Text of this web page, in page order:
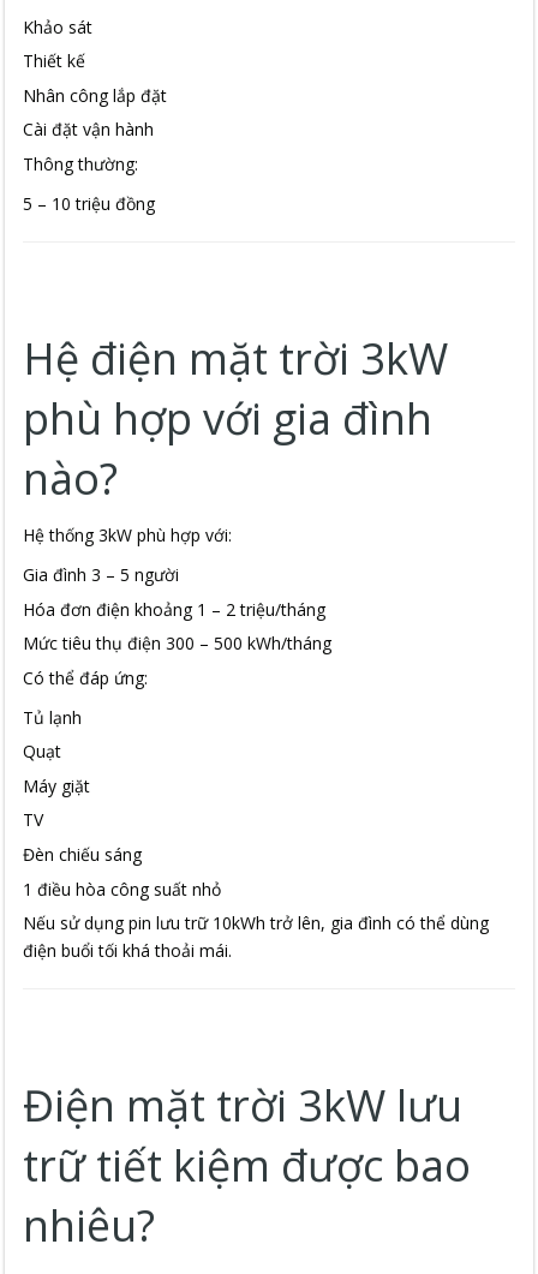
Khảo sát
Thiết kế
Nhân công lắp đặt
Cài đặt vận hành
Thông thường:
5 – 10 triệu đồng
Hệ điện mặt trời 3kW
phù hợp với gia đình
nào?
Hệ thống 3kW phù hợp với:
Gia đình 3 – 5 người
Hóa đơn điện khoảng 1 – 2 triệu/tháng
Mức tiêu thụ điện 300 – 500 kWh/tháng
Có thể đáp ứng:
Tủ lạnh
Quạt
Máy giặt
TV
Đèn chiếu sáng
1 điều hòa công suất nhỏ
Nếu sử dụng pin lưu trữ 10kWh trở lên, gia đình có thể dùng
điện buổi tối khá thoải mái.
Điện mặt trời 3kW lưu
trữ tiết kiệm được bao
nhiêu?